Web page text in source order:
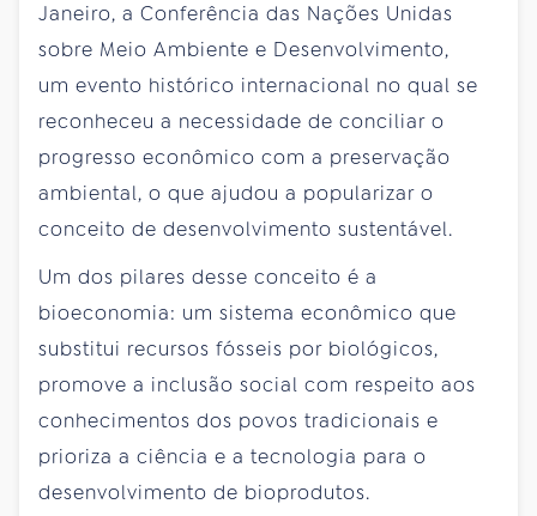
Janeiro, a Conferência das Nações Unidas
sobre Meio Ambiente e Desenvolvimento,
um evento histórico internacional no qual se
reconheceu a necessidade de conciliar o
progresso econômico com a preservação
ambiental, o que ajudou a popularizar o
conceito de desenvolvimento sustentável.
Um dos pilares desse conceito é a
bioeconomia: um sistema econômico que
substitui recursos fósseis por biológicos,
promove a inclusão social com respeito aos
conhecimentos dos povos tradicionais e
prioriza a ciência e a tecnologia para o
desenvolvimento de bioprodutos.